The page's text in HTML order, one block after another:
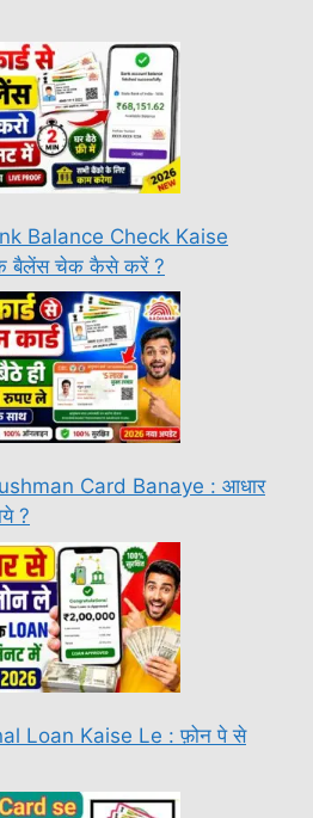
Balance Check Kaise
बैलेंस चेक कैसे करें ?
Card Banaye : आधार
?
Loan Kaise Le : फ़ोन पे से